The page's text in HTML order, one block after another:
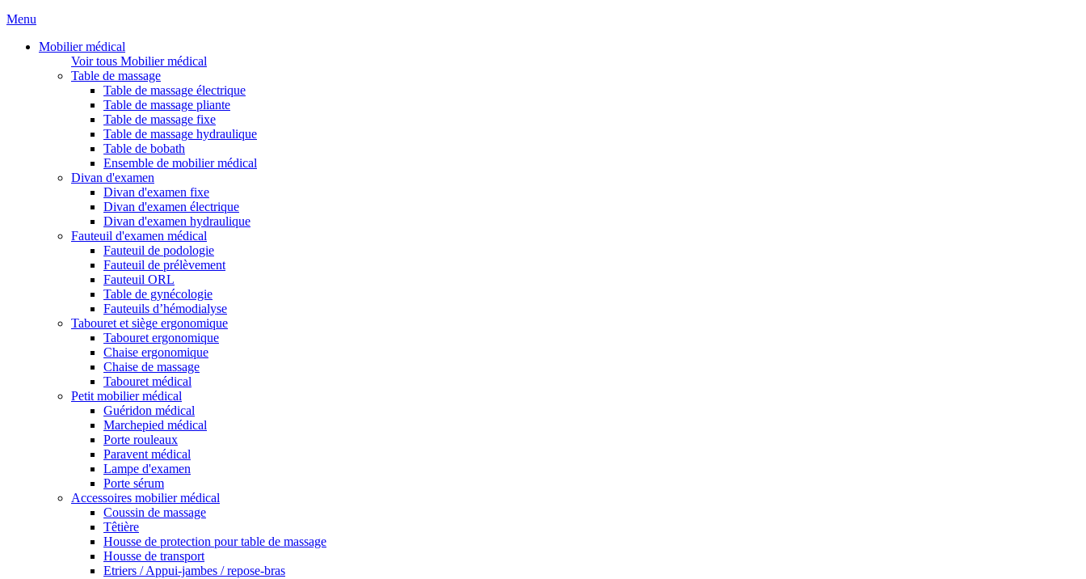
Menu
Mobilier médical
Voir tous Mobilier médical
Table de massage
Table de massage électrique
Table de massage pliante
Table de massage fixe
Table de massage hydraulique
Table de bobath
Ensemble de mobilier médical
Divan d'examen
Divan d'examen fixe
Divan d'examen électrique
Divan d'examen hydraulique
Fauteuil d'examen médical
Fauteuil de podologie
Fauteuil de prélèvement
Fauteuil ORL
Table de gynécologie
Fauteuils d’hémodialyse
Tabouret et siège ergonomique
Tabouret ergonomique
Chaise ergonomique
Chaise de massage
Tabouret médical
Petit mobilier médical
Guéridon médical
Marchepied médical
Porte rouleaux
Paravent médical
Lampe d'examen
Porte sérum
Accessoires mobilier médical
Coussin de massage
Têtière
Housse de protection pour table de massage
Housse de transport
Etriers / Appui-jambes / repose-bras